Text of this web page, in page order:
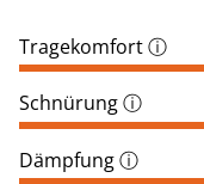
Tragekomfortⓘ
Schnürungⓘ
Dämpfungⓘ